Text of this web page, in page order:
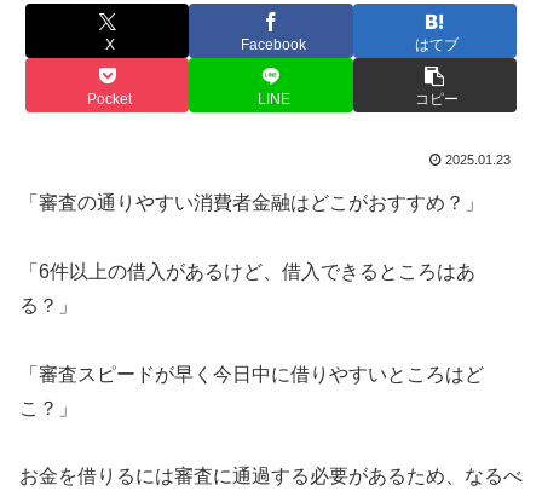
X Facebook はてブ
Pocket LINE コピー
2025.01.23
「審査の通りやすい消費者金融はどこがおすすめ？」
「6件以上の借入があるけど、借入できるところはあ
る？」
「審査スピードが早く今日中に借りやすいところはど
こ？」
お金を借りるには審査に通過する必要があるため、なるべ